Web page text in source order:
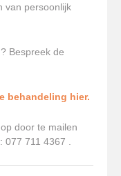
van persoonlijk
Bespreek de
behandeling hier.
door te mailen
711 4367 .